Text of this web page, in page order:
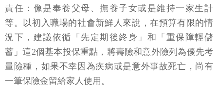
責任：像是奉養父母、撫養子女或是維持一家生計
等。以初入職場的社會新鮮人來說，在預算有限的情
況下，建議依循「先定期後終身」和「重保障輕儲
蓄」這2個基本投保重點，將壽險和意外險列為優先考
量險種，如果不幸因為疾病或是意外事故死亡，尚有
一筆保險金留給家人使用。